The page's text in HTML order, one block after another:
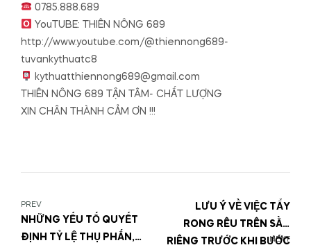
0785.888.689
YouTUBE: THIÊN NÔNG 689
http://www.youtube.com/@thiennong689-
tuvankythuatc8
kythuatthiennong689@gmail.com
THIÊN NÔNG 689 TẬN TÂM- CHẤT LƯỢNG
XIN CHÂN THÀNH CẢM ƠN !!!
PREV
NHỮNG YẾU TỐ QUYẾT
ĐỊNH TỶ LỆ THỤ PHẤN,
NEXT
LƯU Ý VỀ VIỆC TẨY
RONG RÊU TRÊN SẦU
RIÊNG TRƯỚC KHI BƯỚC